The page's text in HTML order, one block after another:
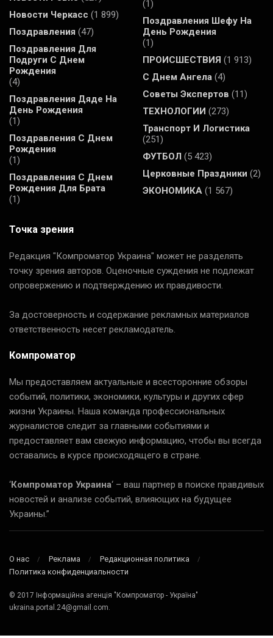
Новости Черкасс (1 899)
Поздравления (47)
Поздравления Для
Подруги С Днем
Рождения
(4)
Поздравления Дяде На
День Рождения
(1)
Поздравления С Днем
Рождения
(1)
Поздравления С Днем
Рождения Для Брата
(1)
(1)
Поздравления Шефу На
День Рождения
(1)
ПРОИСШЕСТВИЯ (1 913)
С Днем Ангела (4)
Советы Экспертов (11)
ТЕХНОЛОГИИ (273)
Транспорт И Логистика
(251)
ФУТБОЛ (5 423)
Церковные Праздники (2)
ЭКОНОМИКА (1 567)
Точка зрения
Редакция "Компроматор Украина" может не разделять
точку зрения авторов. Оценочные суждения не подлежат
опровержению и подтверждению их правдивости.
За достоверность и содержание рекламных материалов
ответственность несет рекламодатель.
Компроматор
Мы предоставляем актуальные и всесторонние обзоры
событий, политики, экономики, культуры и других сфер
жизни Украины. Наша команда профессиональных
журналистов следит за главными событиями и
предоставляет вам свежую информацию, чтобы вы всегда
оставались в курсе происходящего в стране.
‘Компроматор Украина‘ – ваш партнер в поиске правдивых
новостей и анализе событий, влияющих на будущее
Украины.”
О нас Реклама
Редакционная политика
Политика конфиденциальности
© 2017 Інформаційна агенція "Компроматор - Україна"
ukraina.portal.24@gmail.com.